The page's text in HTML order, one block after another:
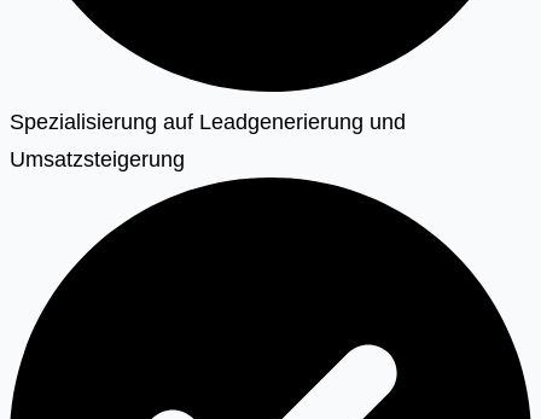
Spezialisierung auf Leadgenerierung und
Umsatzsteigerung